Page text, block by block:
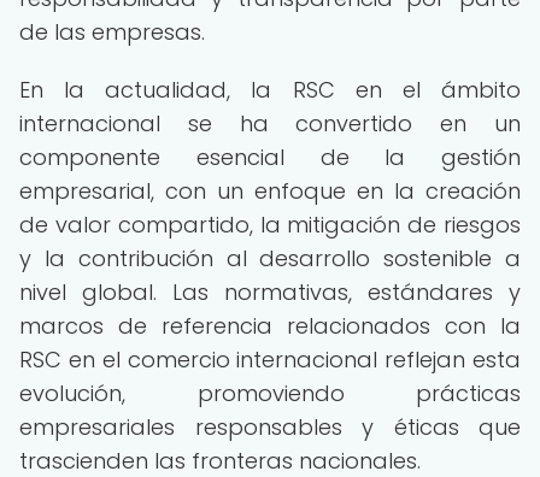
de las empresas.
En la actualidad, la RSC en el ámbito
internacional se ha convertido en un
componente esencial de la gestión
empresarial, con un enfoque en la creación
de valor compartido, la mitigación de riesgos
y la contribución al desarrollo sostenible a
nivel global. Las normativas, estándares y
marcos de referencia relacionados con la
RSC en el comercio internacional reflejan esta
evolución, promoviendo prácticas
empresariales responsables y éticas que
trascienden las fronteras nacionales.